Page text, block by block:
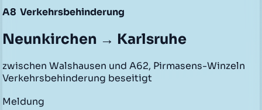
A8 Verkehrsbehinderung
Neunkirchen → Karlsruhe
zwischen Walshausen und A62, Pirmasens-Winzeln
Verkehrsbehinderung beseitigt
Meldung